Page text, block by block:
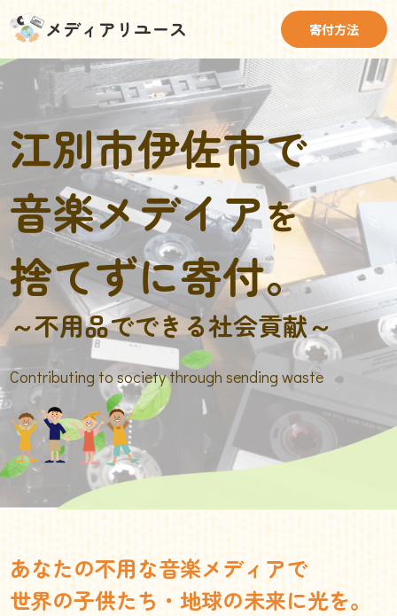
メディアリユース 寄付方法
江別市伊佐市で
音楽メデイアを
捨てずに寄付。
～不用品でできる社会貢献～
Contributing to society through sending waste
あなたの不用な音楽メディアで
世界の子供たち・地球の未来に光を。